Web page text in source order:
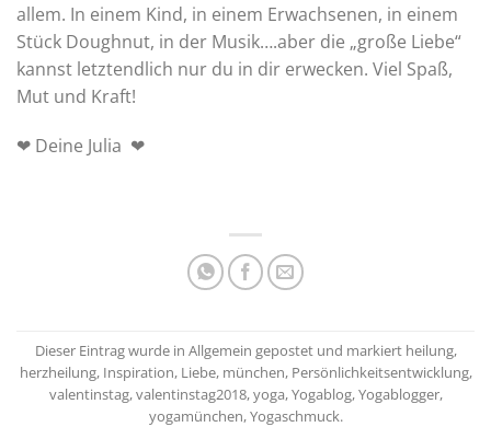
allem. In einem Kind, in einem Erwachsenen, in einem
Stück Doughnut, in der Musik….aber die „große Liebe“
kannst letztendlich nur du in dir erwecken. Viel Spaß,
Mut und Kraft!
❤ Deine Julia ❤
Dieser Eintrag wurde in Allgemein gepostet und markiert heilung,
herzheilung, Inspiration, Liebe, münchen, Persönlichkeitsentwicklung,
valentinstag,valentinstag2018,yoga,Yogablog,Yogablogger,
yogamünchen,Yogaschmuck.